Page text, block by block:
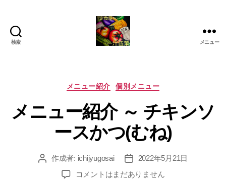
検索
一
伍
菜
メニュー
カ
ゴ
リ
ー
メニュー紹介 個別メニュー
メニュー紹介 ～ チキンソ
ースかつ(むね)
投 作成者: ichijyugosai
投
稿
日
2022年5月21日
メ
コメントはまだありません